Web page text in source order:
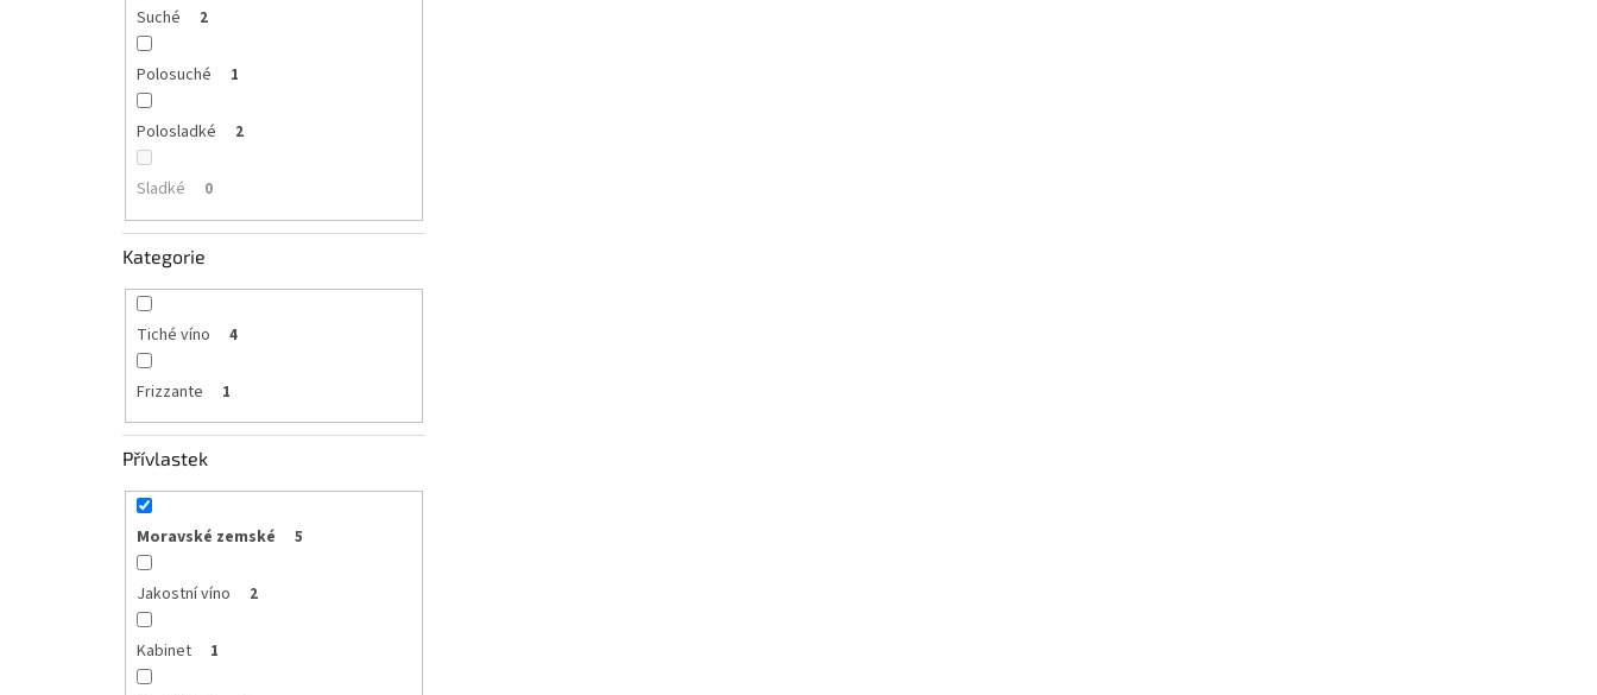
Suché 2
Polosuché 1
Polosladké 2
Sladké 0
Kategorie
Tiché víno 4
Frizzante 1
Přívlastek
Moravské zemské 5
Jakostní víno 2
Kabinet 1